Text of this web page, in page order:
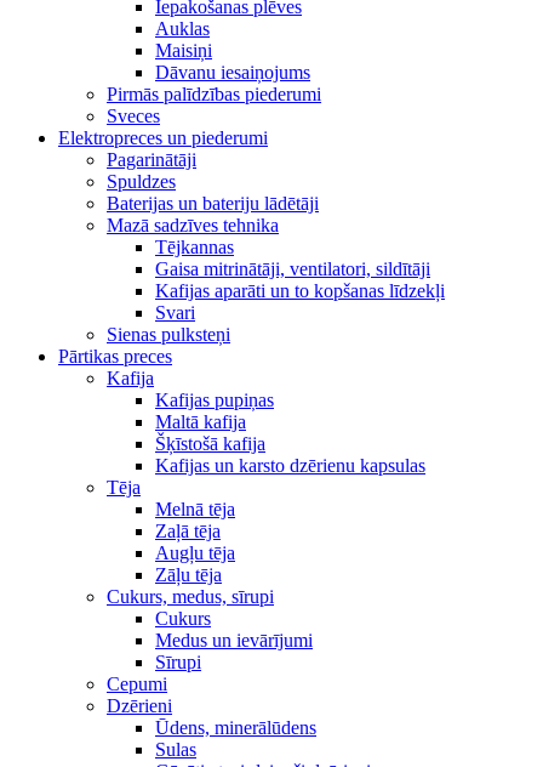
Iepakošanas plēves
Auklas
Maisiņi
Dāvanu iesaiņojums
Pirmās palīdzības piederumi
Sveces
Elektropreces un piederumi
Pagarinātāji
Spuldzes
Baterijas un bateriju lādētāji
Mazā sadzīves tehnika
Tējkannas
Gaisa mitrinātāji, ventilatori, sildītāji
Kafijas aparāti un to kopšanas līdzekļi
Svari
Sienas pulksteņi
Pārtikas preces
Kafija
Kafijas pupiņas
Maltā kafija
Šķīstošā kafija
Kafijas un karsto dzērienu kapsulas
Tēja
Melnā tēja
Zaļā tēja
Augļu tēja
Zāļu tēja
Cukurs, medus, sīrupi
Cukurs
Medus un ievārījumi
Sīrupi
Cepumi
Dzērieni
Ūdens, minerālūdens
Sulas